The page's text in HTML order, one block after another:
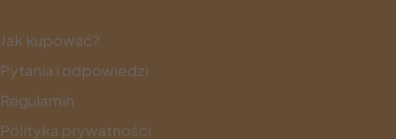
Jak kupować?
Pytania i odpowiedzi
Regulamin
Polityka prywatności